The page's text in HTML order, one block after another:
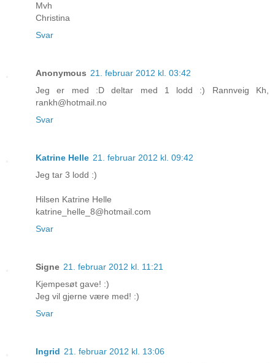
Mvh
Christina
Svar
Anonymous 21. februar 2012 kl. 03:42
Jeg er med :D deltar med 1 lodd :) Rannveig Kh,
rankh@hotmail.no
Svar
Katrine Helle 21. februar 2012 kl. 09:42
Jeg tar 3 lodd :)
Hilsen Katrine Helle
katrine_helle_8@hotmail.com
Svar
Signe 21. februar 2012 kl. 11:21
Kjempesøt gave! :)
Jeg vil gjerne være med! :)
Svar
Ingrid 21. februar 2012 kl. 13:06